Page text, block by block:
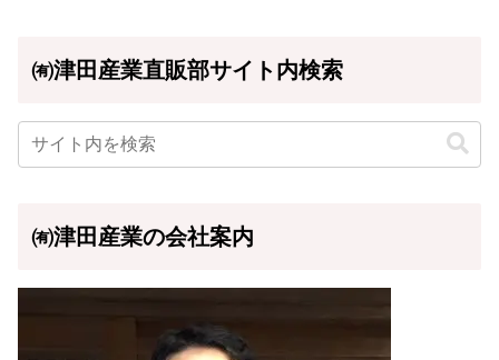
㈲津田産業直販部サイト内検索
㈲津田産業の会社案内